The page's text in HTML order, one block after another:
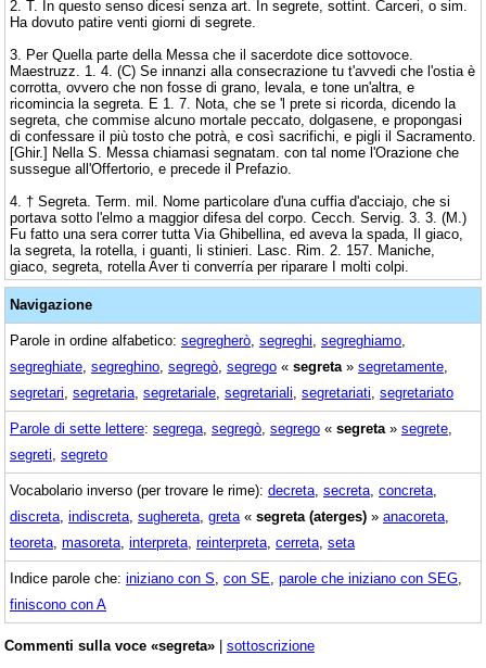
2. T. In questo senso dicesi senza art. In segrete, sottint. Carceri, o sim.
Ha dovuto patire venti giorni di segrete.
3. Per Quella parte della Messa che il sacerdote dice sottovoce.
Maestruzz. 1. 4. (C) Se innanzi alla consecrazione tu t'avvedi che l'ostia è
corrotta, ovvero che non fosse di grano, levala, e tone un'altra, e
ricomincia la segreta. E 1. 7. Nota, che se 'l prete si ricorda, dicendo la
segreta, che commise alcuno mortale peccato, dolgasene, e propongasi
di confessare il più tosto che potrà, e così sacrifichi, e pigli il Sacramento.
[Ghir.] Nella S. Messa chiamasi segnatam. con tal nome l'Orazione che
sussegue all'Offertorio, e precede il Prefazio.
4. † Segreta. Term. mil. Nome particolare d'una cuffia d'acciajo, che si
portava sotto l'elmo a maggior difesa del corpo. Cecch. Servig. 3. 3. (M.)
Fu fatto una sera correr tutta Via Ghibellina, ed aveva la spada, Il giaco,
la segreta, la rotella, i guanti, li stinieri. Lasc. Rim. 2. 157. Maniche,
giaco, segreta, rotella Aver ti converría per riparare I molti colpi.
Navigazione
Parole in ordine alfabetico: segregherò segreghi segreghiamo
segreghiate segreghino segregò segrego « segreta » segretamente
segretari segretaria segretariale segretariali segretariati segretariato
Parole di sette lettere: segrega segregò segrego « segreta » segrete
segreti segreto
Vocabolario inverso (per trovare le rime): decreta secreta concreta
discreta indiscreta sughereta greta « segreta (aterges) » anacoreta
teoreta masoreta interpreta reinterpreta cerreta seta
Indice parole che: iniziano con S con SE parole che iniziano con SEG
finiscono con A
Commenti sulla voce «segreta» | sottoscrizione